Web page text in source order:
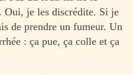
Oui, je les discrédite. Si je
de prendre un fumeur. Un
: ça pue, ça colle et ça